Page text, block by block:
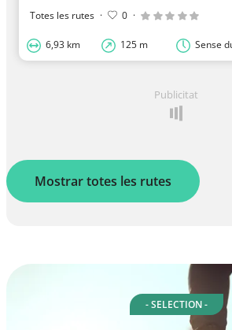
Totes les rutes · 0 ·
6,93 km 125 m Sense
Publicitat
Mostrar totes les rutes
- SELECTION -